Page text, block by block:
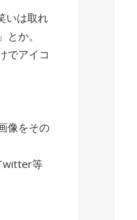
いは取れ
か。
でアイコ
像をその
等